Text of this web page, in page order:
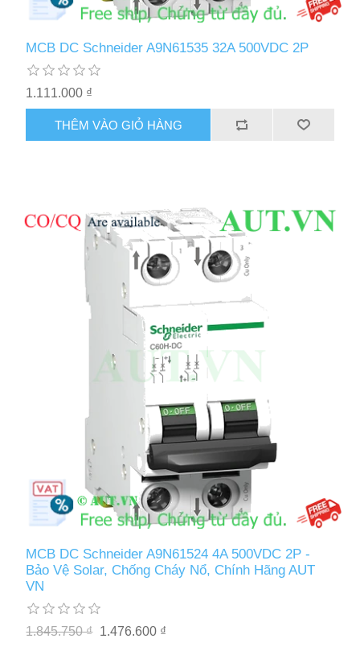
MCB DC Schneider A9N61535 32A 500VDC 2P
1.111.000 ₫
THÊM VÀO GIỎ HÀNG
MCB DC Schneider A9N61524 4A 500VDC 2P -
Bảo Vệ Solar, Chống Cháy Nổ, Chính Hãng AUT
VN
1.845.750 ₫ 1.476.600 ₫